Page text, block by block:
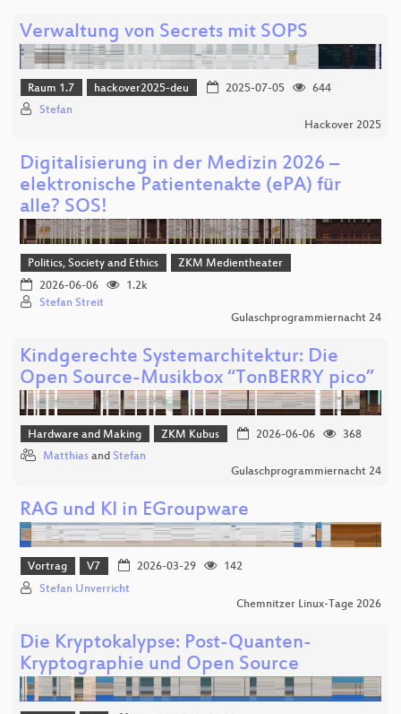
Verwaltung von Secrets mit SOPS
Raum 1.7 hackover2025-deu 2025-07-05
644
Stefan
Hackover 2025
Digitalisierung in der Medizin 2026 –
elektronische Patientenakte (ePA) für
alle? SOS!
Politics, Society and Ethics
ZKM Medientheater
2026-06-06
1.2k
Stefan Streit
Gulaschprogrammiernacht 24
Kindgerechte Systemarchitektur: Die
Open Source-Musikbox “TonBERRY pico”
Hardware and Making ZKM Kubus 2026-06-06
368
Matthias and Stefan
Gulaschprogrammiernacht 24
RAG und KI in EGroupware
Vortrag V7 2026-03-29
142
Stefan Unverricht
Chemnitzer Linux-Tage 2026
Die Kryptokalypse: Post-Quanten-
Kryptographie und Open Source